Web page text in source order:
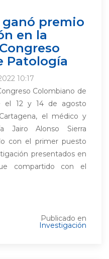
ganó premio
en la
Patología
10:17
Colombiano de
el 12 y 14 de agosto
el médico y
Jairo Alonso Sierra
con el primer puesto
presentados en
compartido con el
Publicado en
Investigación